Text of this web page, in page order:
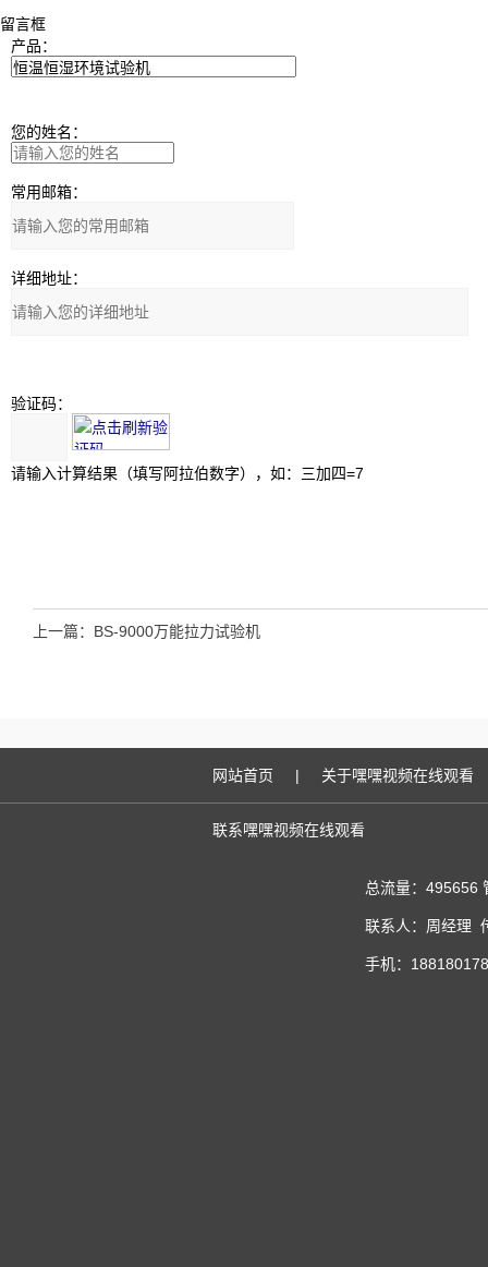
留言框
产品：
您的姓名：
常用邮箱：
详细地址：
验证码：
请输入计算结果（填写阿拉伯数字），如：三加四=7
上一篇： BS-9000万能拉力试验机
网站首页 | 关于嘿嘿视频在线观看
联系嘿嘿视频在线观看
总流量：495656
联系人：周经理
手机：